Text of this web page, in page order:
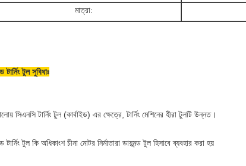
মাত্রা:
টার্নিং টুল সুবিধাঃ
সিএনসি টার্নিং টুল (কার্বাইড) এর ক্ষেত্রে, টার্নিং মেশিনের হীরা টুলটি উন্নত।
টার্নিং টুল কি অধিকাংশ চীনা মোটর নির্মাতারা ডায়মন্ড টুল হিসাবে ব্যবহার করা হয়